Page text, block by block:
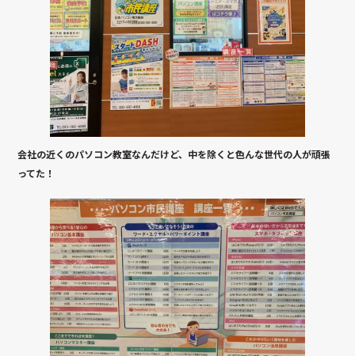
会社の近くのパソコン教室なんだけど、中を除くと色んな世代の人が頑張
ってた！